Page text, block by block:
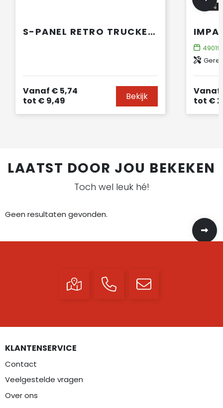
S-PANEL RETRO TRUCKER CAP
Vanaf € 5,74
tot € 9,49 Bekijk
49019
Vanaf
tot €
LAATST DOOR JOU BEKEKEN
Toch wel leuk hé!
Geen resultaten gevonden.
KLANTENSERVICE
Contact
Veelgestelde vragen
Over ons